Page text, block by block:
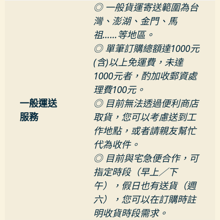
一般運送
服務
◎ 一般貨運寄送範圍為台
灣、澎湖、金門、馬
祖……等地區。
◎ 單筆訂購總額達1000元
(含)以上免運費，未達
1000元者，酌加收郵資處
理費100元。
◎ 目前無法透過便利商店
取貨，您可以考慮送到工
作地點，或者請親友幫忙
代為收件。
◎ 目前與宅急便合作，可
指定時段（早上／下
午），假日也有送貨（週
六），您可以在訂購時註
明收貨時段需求。